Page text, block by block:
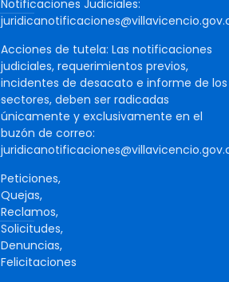
Notificaciones Judiciales:
Acciones de tutela: Las notificaciones
judiciales, requerimientos previos,
incidentes de desacato e informe de los
sectores, deben ser radicadas
únicamente y exclusivamente en el
buzón de correo:
Peticiones,
Quejas,
Reclamos,
Solicitudes,
Denuncias,
Felicitaciones